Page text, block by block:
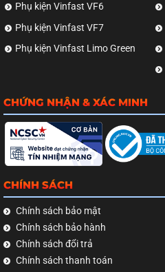
Phụ kiện Vinfast VF6
Phụ kiện Vinfast VF7
Phụ kiện Vinfast Limo Green
CHỨNG NHẬN & XÁC MINH
CHÍNH SÁCH
Chính sách bảo mật
Chính sách bảo hành
Chính sách đổi trả
Chính sách thanh toán